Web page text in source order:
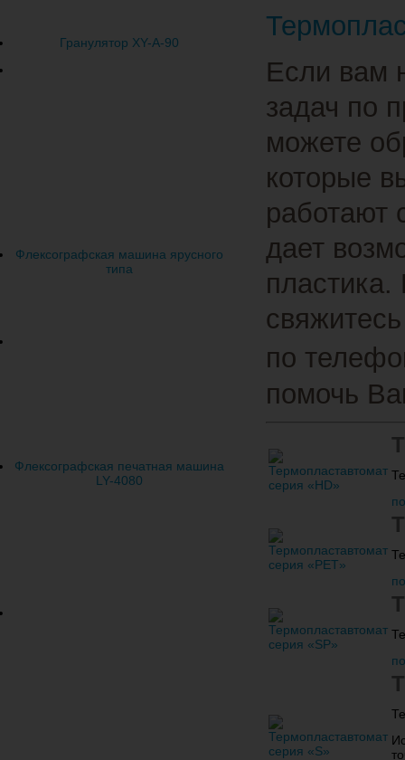
Гранулятор XY-A-90
Флексографская машина ярусного
типа
Флексографская печатная машина
LY-4080
Если вам
задач по
можете
которые
работают
дает
по
помочь